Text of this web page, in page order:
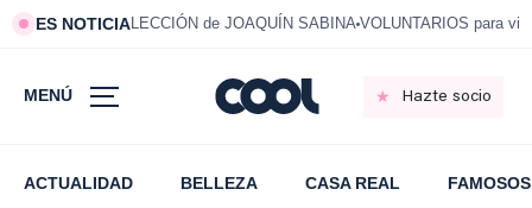
ES NOTICIALECCIÓN de JOAQUÍN SABINA VOLUNTARIOS para
MENÚ Hazte socio
ACTUALIDAD BELLEZA CASA REAL FAMOSOS